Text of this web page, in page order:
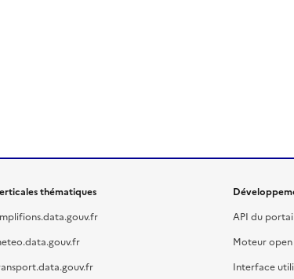
thématiques
API du portail
Moteur open
Interface